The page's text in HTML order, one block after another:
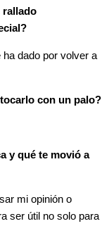
rallado
dado por volver a
con un palo?
y qué te movió a
mi opinión o
ser útil no solo para